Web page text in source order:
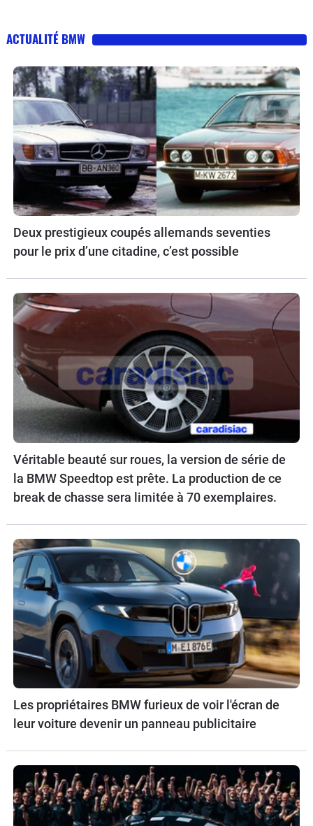
ACTUALITÉ BMW
Deux prestigieux coupés allemands seventies
pour le prix d’une citadine, c’est possible
Véritable beauté sur roues, la version de série de
la BMW Speedtop est prête. La production de ce
break de chasse sera limitée à 70 exemplaires.
Les propriétaires BMW furieux de voir l'écran de
leur voiture devenir un panneau publicitaire